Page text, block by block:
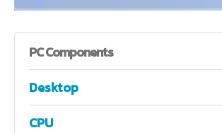
PCComponents
Desktop
CPU